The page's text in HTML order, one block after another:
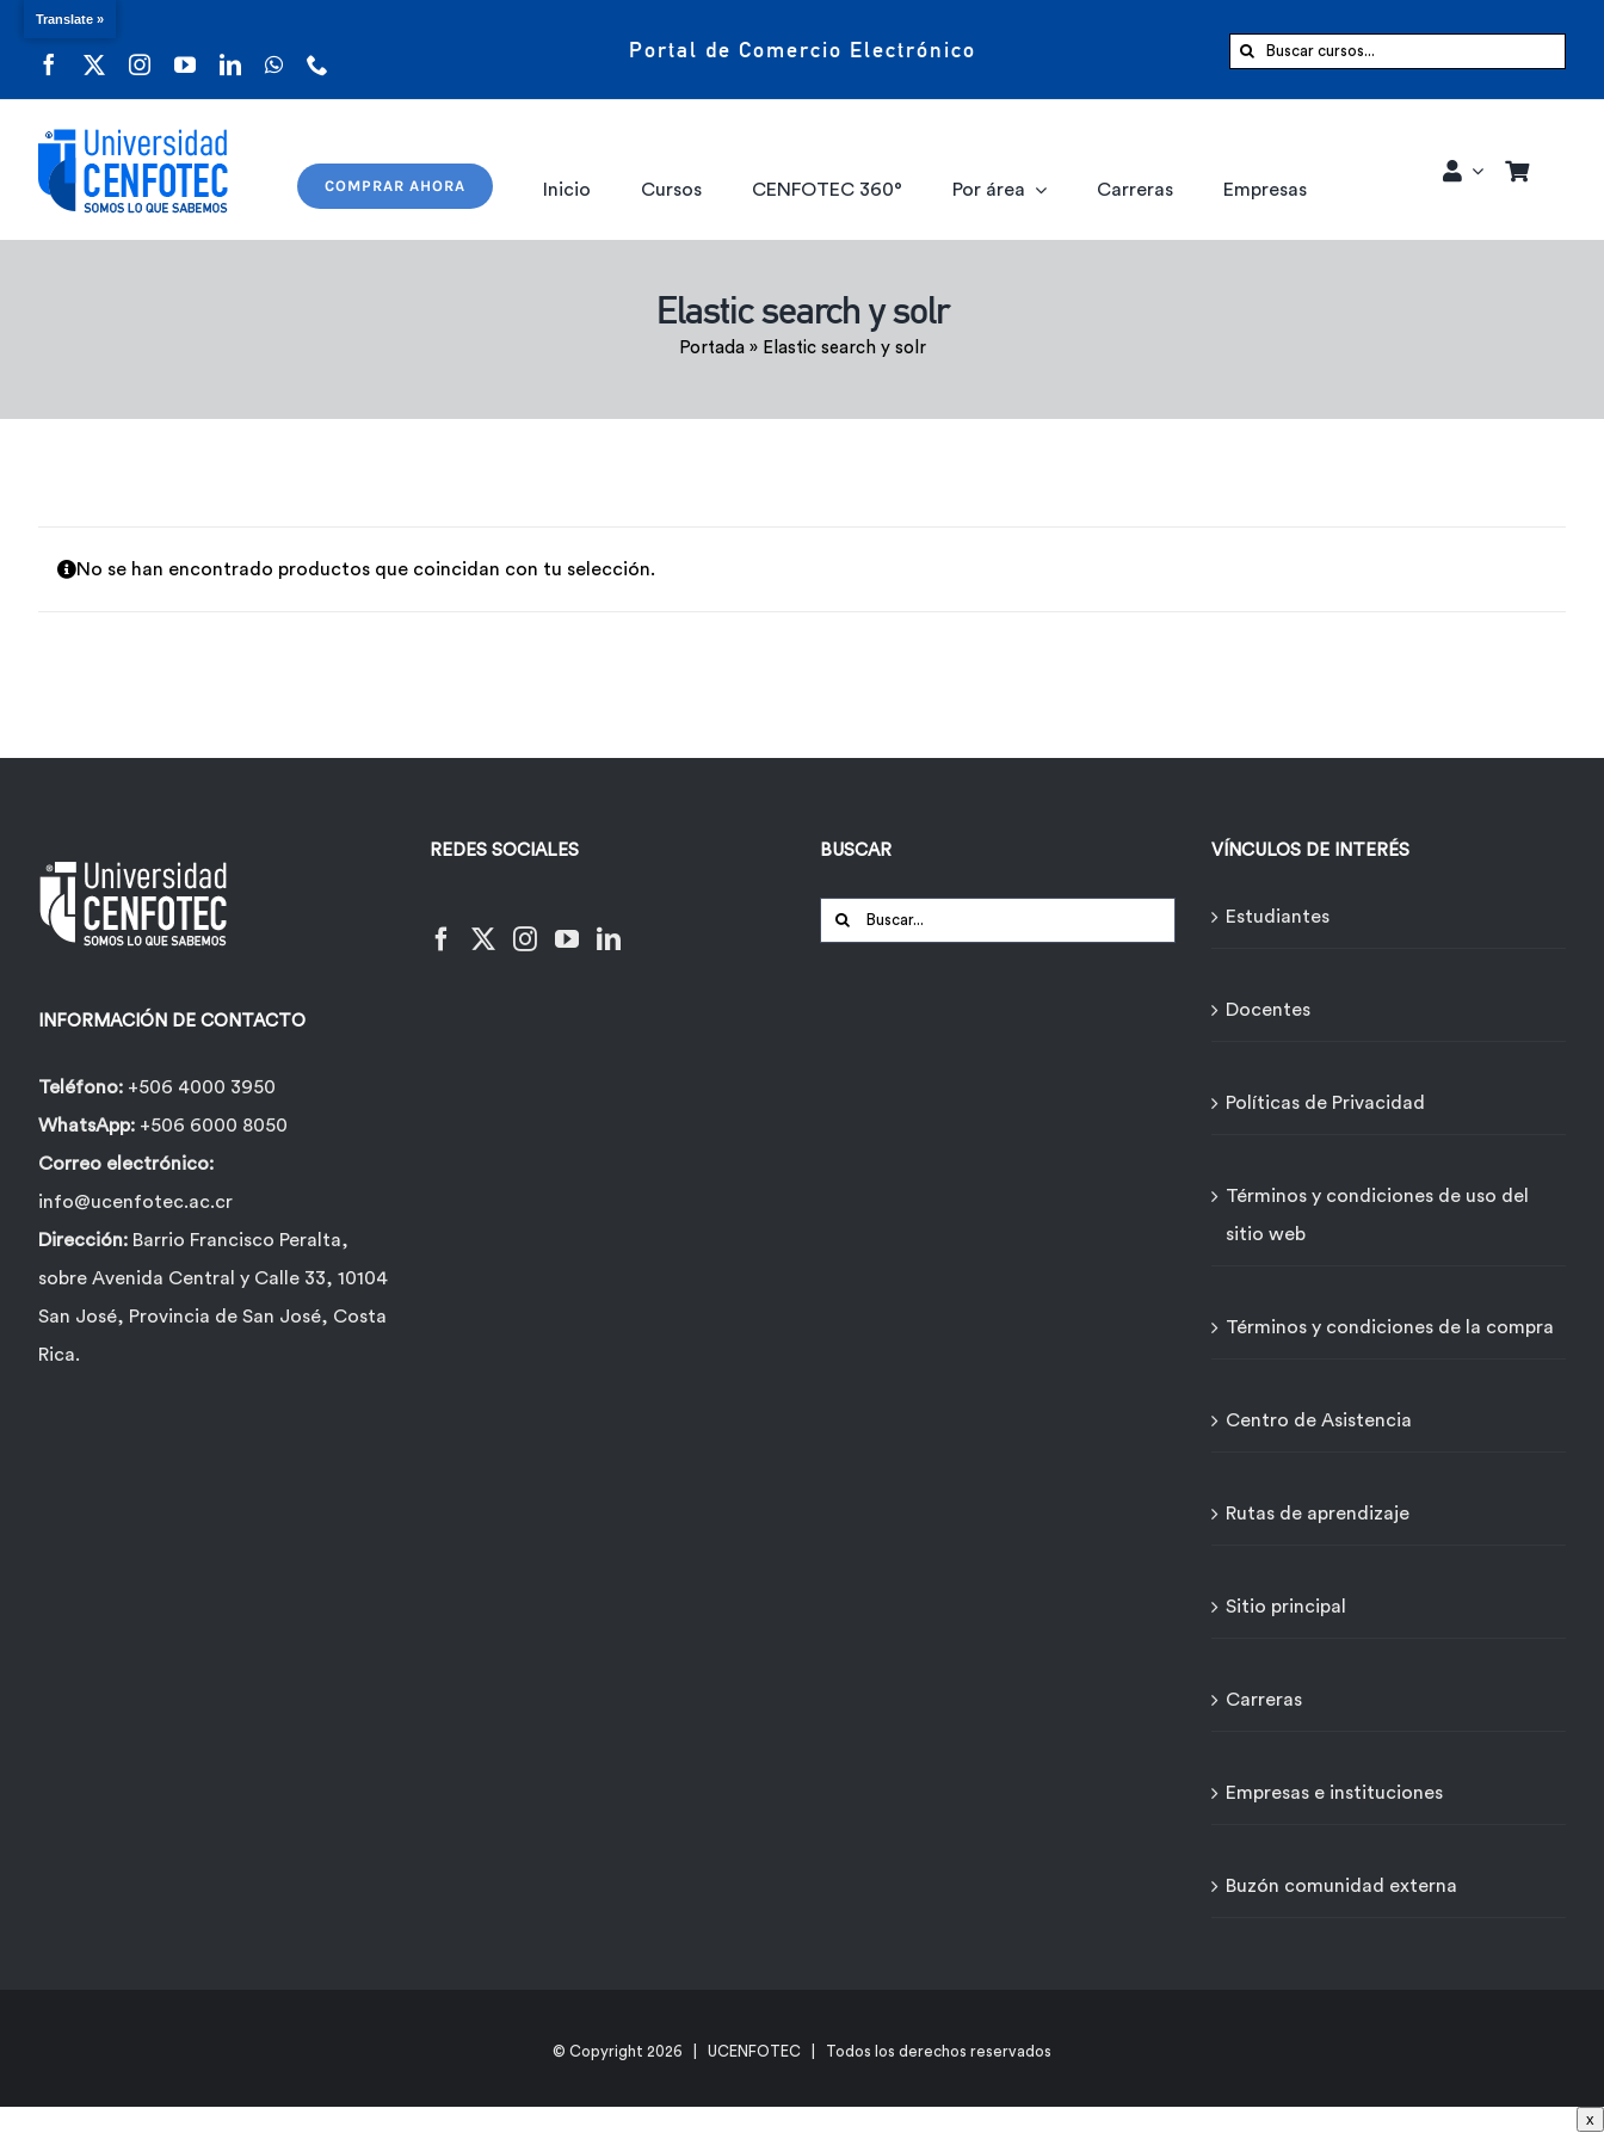
Portal de Comercio Electrónico Buscar:
COMPRAR AHORA Inicio Cursos CENFOTEC 360° Por área Carreras Empresas
Elastic search y solr
Portada» Elastic search y solr
No se han encontrado productos que coincidan con tu selección.
INFORMACIÓN DE CONTACTO
Teléfono: +506 4000 3950
WhatsApp: +506 6000 8050
Correo electrónico:
info@ucenfotec.ac.cr
Dirección: Barrio Francisco Peralta,
sobre Avenida Central y Calle 33, 10104
San José, Provincia de San José, Costa
Rica.
REDES SOCIALES BUSCAR
Buscar:
VÍNCULOS DE INTERÉS
Estudiantes
Docentes
Políticas de Privacidad
Términos y condiciones de uso del
sitio web
Términos y condiciones de la compra
Centro de Asistencia
Rutas de aprendizaje
Sitio principal
Carreras
Empresas e instituciones
Buzón comunidad externa
© Copyright 2026 | UCENFOTEC | Todos los derechos reservados
Translate »
x